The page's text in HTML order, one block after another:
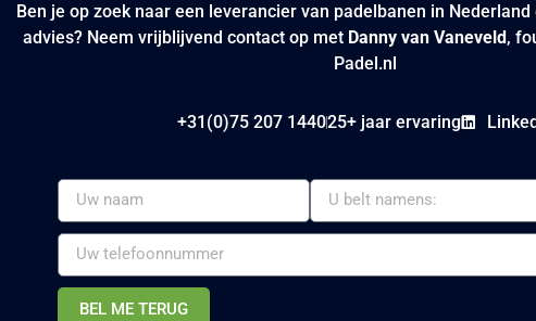
Ben je op zoek naar een leverancier van padelbanen in
advies? Neem vrijblijvend contact op met Danny van Vaneveld ,
Padel.nl
+31(0)75 207 144025+ jaar ervaring
BEL ME TERUG